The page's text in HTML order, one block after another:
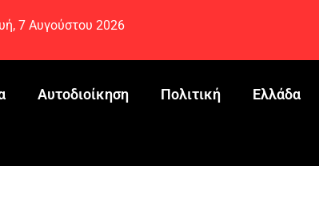
7 Αυγούστου 2026
Αυτοδιοίκηση Πολιτική Ελλάδα